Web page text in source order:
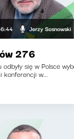
Jerzy Sosnowski
276
się w Polsce
konferencji w...